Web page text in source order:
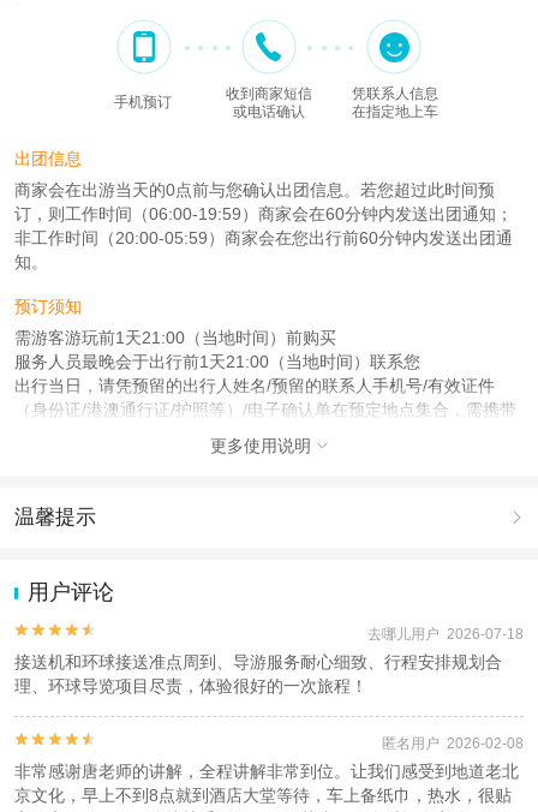
手机预订
收到商家短信
或电话确认
凭联系人信息
在指定地上车
出团信息
商家会在出游当天的0点前与您确认出团信息。若您超过此时间预
订，则工作时间（06:00-19:59）商家会在60分钟内发送出团通知；
非工作时间（20:00-05:59）商家会在您出行前60分钟内发送出团通
知。
预订须知
需游客游玩前1天21:00（当地时间）前购买
服务人员最晚会于出行前1天21:00（当地时间）联系您
出行当日，请凭预留的出行人姓名/预留的联系人手机号/有效证件
（身份证/港澳通行证/护照等）/电子确认单在预定地点集合，需携带
成人：18周岁 – 59周岁；
儿童：17周岁（含）以下；
查看： 查看工商执照信息
本产品由青岛驿路同行国际旅行社有限公司代理招徕，委托社为燕赵行(北京)国
际旅行社有限公司，具体的旅游服务和操作由委托社及其有资质的地接社提供
更多使用说明 
温馨提示 
动（如跳伞、潜水、滑雪等）前，请务必仔细阅读
2.为普及旅游安全知识及旅游文明公约，使您的旅程顺利圆满完成，
特制定《去哪儿网旅游安全手册》 ，请您认真阅读并切实遵守。
用户评论

 去哪儿用户 2026-07-18
接送机和环球接送准点周到、导游服务耐心细致、行程安排规划合
理、环球导览项目尽责，体验很好的一次旅程！

 匿名用户 2026-02-08
非常感谢唐老师的讲解，全程讲解非常到位。让我们感受到地道老北
京文化，早上不到8点就到酒店大堂等待，车上备纸巾，热水，很贴